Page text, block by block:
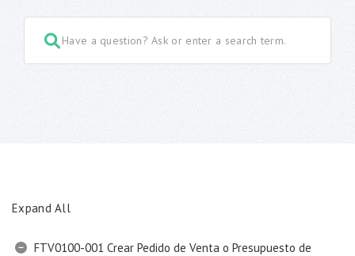
Expand All
FTV0100-001 Crear Pedido de Venta o Presupuesto de